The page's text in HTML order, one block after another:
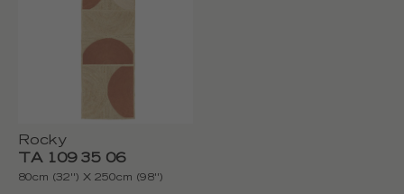
Rocky
TA 109 35 06
80cm (32'') X 250cm (98'')